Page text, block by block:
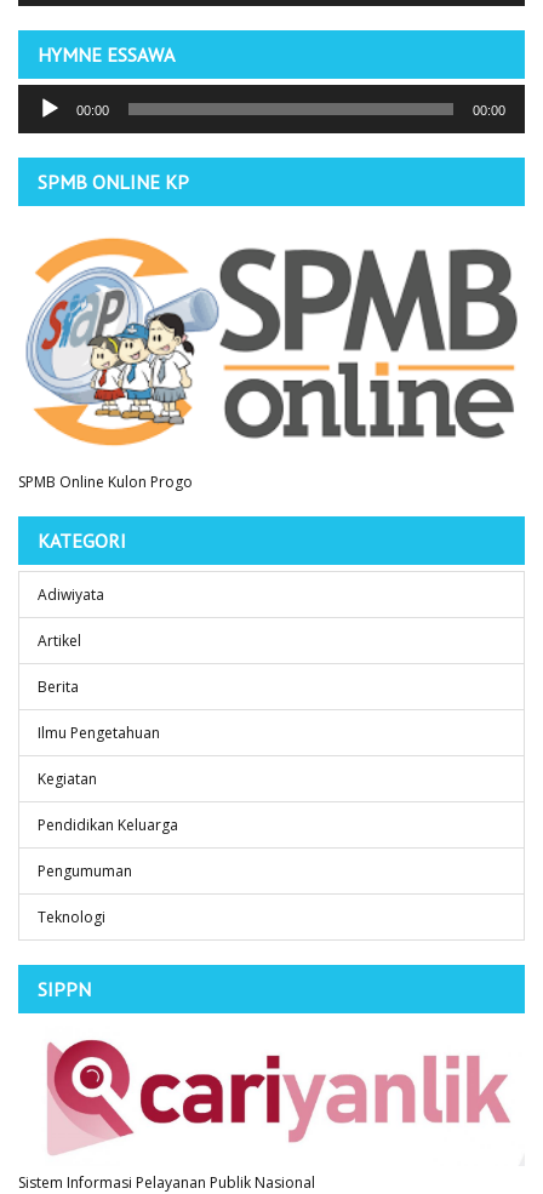
HYMNE ESSAWA
Pemutar
Audio
00:00 00:00
SPMB ONLINE KP
SPMB Online Kulon Progo
KATEGORI
Adiwiyata
Artikel
Berita
Ilmu Pengetahuan
Kegiatan
Pendidikan Keluarga
Pengumuman
Teknologi
SIPPN
Sistem Informasi Pelayanan Publik Nasional